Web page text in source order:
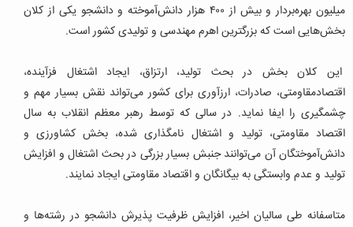
میلیون بهره‌بردار و بیش از ۴۰۰ هزار دانش‌آموخته و دانشجو یکی از کلان
بخش‌هایی است که بزرگترین اهرم مهندسی و تولیدی کشور است.
این کلان بخش در بحث تولید، ارتزاق، ایجاد اشتغال فزآینده،
اقتصادمقاومتی، صادرات، ارزآوری برای کشور می‌تواند نقش بسیار مهم و
چشمگیری را ایفا نماید. در سالی که توسط رهبر معظم انقلاب به سال
اقتصاد مقاومتی، تولید و اشتغال نامگذاری شده، بخش کشاورزی و
دانش‌آموختگان آن می‌توانند جنبش بسیار بزرگی در بحث اشتغال و افزایش
تولید و عدم وابستگی به بیگانگان و اقتصاد مقاومتی ایجاد نمایند.
متاسفانه طی سالیان اخیر، افزایش ظرفیت پذیرش دانشجو در رشته‌ها و